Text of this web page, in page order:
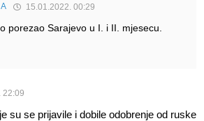
15.01.2022. 00:29
porezao Sarajevo u I. i II. mjesecu.
22:09
su se prijavile i dobile odobrenje od ruske